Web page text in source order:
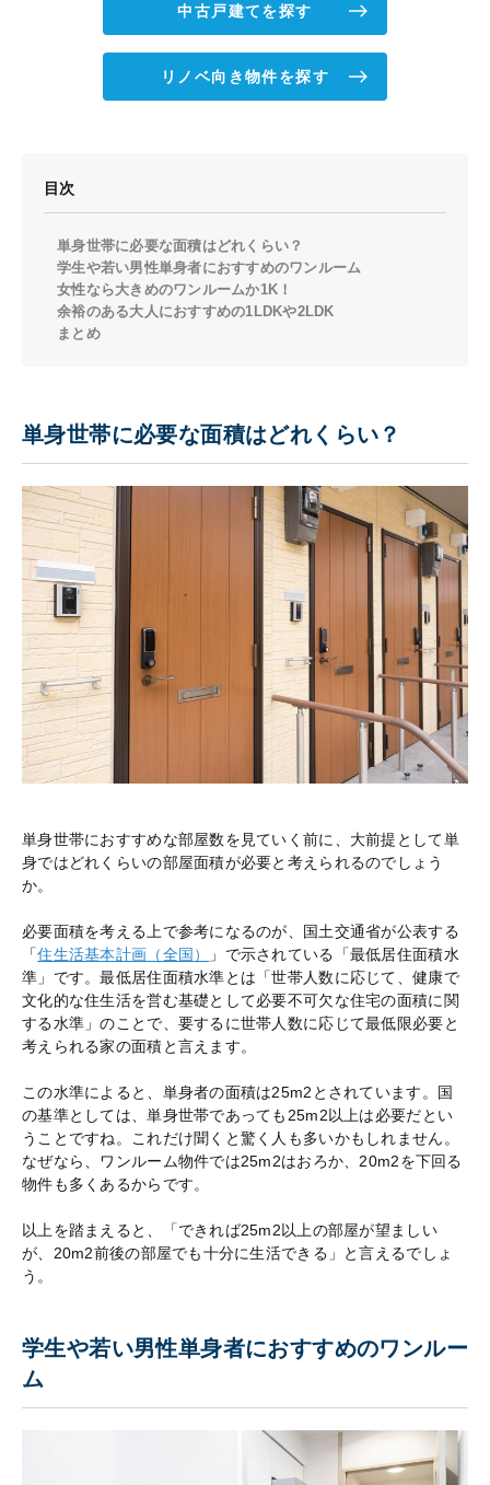
中古戸建てを探す
リノベ向き物件を探す
目次
単身世帯に必要な面積はどれくらい？
学生や若い男性単身者におすすめのワンルーム
女性なら大きめのワンルームか1K！
余裕のある大人におすすめの1LDKや2LDK
まとめ
単身世帯に必要な面積はどれくらい？
単身世帯におすすめな部屋数を見ていく前に、大前提として単
身ではどれくらいの部屋面積が必要と考えられるのでしょう
か。
必要面積を考える上で参考になるのが、国土交通省が公表する
「住生活基本計画（全国）
」で示されている「最低居住面積水
準」です。最低居住面積水準とは「世帯人数に応じて、健康で
文化的な住生活を営む基礎として必要不可欠な住宅の面積に関
する水準」のことで、要するに世帯人数に応じて最低限必要と
考えられる家の面積と言えます。
この水準によると、単身者の面積は25m2とされています。国
の基準としては、単身世帯であっても25m2以上は必要だとい
うことですね。これだけ聞くと驚く人も多いかもしれません。
なぜなら、ワンルーム物件では25m2はおろか、20m2を下回る
物件も多くあるからです。
以上を踏まえると、「できれば25m2以上の部屋が望ましい
が、20m2前後の部屋でも十分に生活できる」と言えるでしょ
う。
学生や若い男性単身者におすすめのワンルー
ム